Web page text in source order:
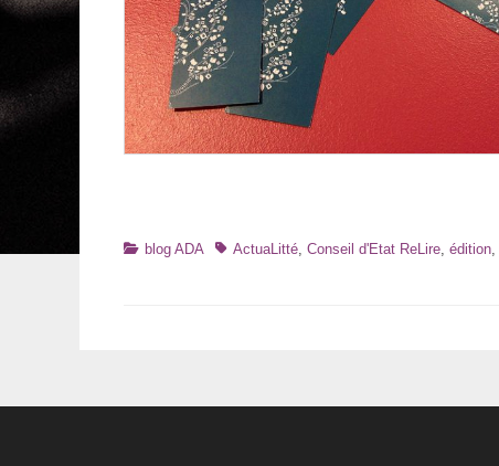
Catégories
blog ADA TagsActuaLitté, Conseil d'Etat ReLire, édition,